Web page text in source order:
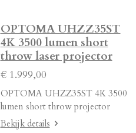
OPTOMA UHZZ35ST
4K 3500 lumen short
throw laser projector
€ 1.999,00
OPTOMA UHZZ35ST 4K 3500
lumen short throw projector
Bekijk details